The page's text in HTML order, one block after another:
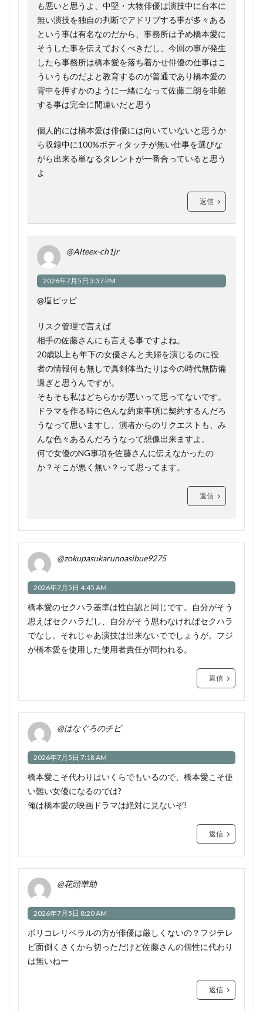
も悪いと思うよ、中堅・大物俳優は演技中に台本に
無い演技を独自の判断でアドリブする事が多々ある
という事は有名なのだから、事務所は予め橋本愛に
そうした事を伝えておくべきだし、今回の事が発生
したら事務所は橋本愛を落ち着かせ俳優の仕事はこ
ういうものだよと教育するのが普通であり橋本愛の
背中を押すかのように一緒になって佐藤二朗を非難
する事は完全に間違いだと思う
個人的には橋本愛は俳優には向いていないと思うか
ら収録中に100%ボディタッチが無い仕事を選びな
がら出来る単なるタレントが一番合っていると思う
よ
返信
@Alteex-ch1jr
2026年7月5日 3:37 PM
@塩ピッピ
リスク管理で言えば
相手の佐藤さんにも言える事ですよね。
20歳以上も年下の女優さんと夫婦を演じるのに役
者の情報何も無しで真剣体当たりは今の時代無防備
過ぎと思うんですが。
そもそも私はどちらかが悪いって思ってないです。
ドラマを作る時に色んな約束事項に契約するんだろ
うなって思いますし、演者からのリクエストも、み
んな色々あるんだろうなって想像出来ますよ。
何で女優のNG事項を佐藤さんに伝えなかったの
か？そこが悪く無い？って思ってます。
返信
@zokupasukarunoasibue9275
2026年7月5日 4:45 AM
橋本愛のセクハラ基準は性自認と同じです。自分がそう
思えばセクハラだし、自分がそう思わなければセクハラ
でなし。それじゃあ演技は出来ないででしょうが。フジ
が橋本愛を使用した使用者責任が問われる。
返信
@はなぐろのチビ
2026年7月5日 7:18 AM
橋本愛こそ代わりはいくらでもいるので、橋本愛こそ使
い難い女優になるのでは?
俺は橋本愛の映画ドラマは絶対に見ないぞ!
返信
@花頭華助
2026年7月5日 8:20 AM
ポリコレリベラルの方が俳優は厳しくないの？フジテレ
ビ面倒くさくから切っただけど佐藤さんの個性に代わり
は無いねー
返信